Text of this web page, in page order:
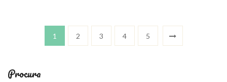
1 2 3 4 5
Procura